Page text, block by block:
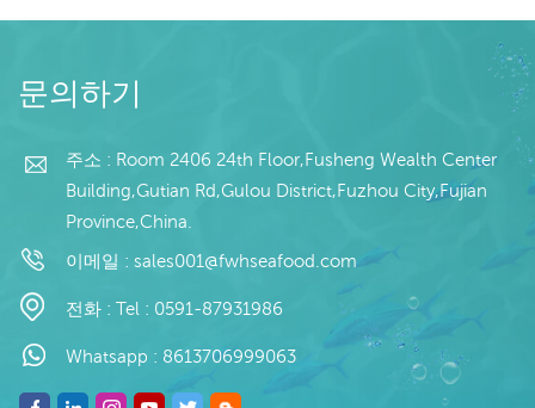
너 / 40피트 컨테이너 지불:
확인 후 20일 이내 원산지:
중국 브랜드: 푸 왕 행
문의하기
주소 : Room 2406 24th Floor,Fusheng Wealth Center
Building,Gutian Rd,Gulou District,Fuzhou City,Fujian
Province,China.
이메일 : sales001@fwhseafood.com
전화 : Tel : 0591-87931986
Whatsapp : 8613706999063